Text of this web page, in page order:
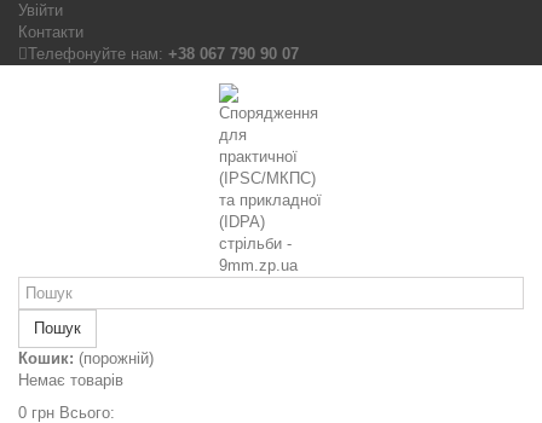
Увійти
Контакти
Телефонуйте нам: +38 067 790 90 07
Пошук
Кошик: (порожній)
Немає товарів
0 грн Всього: